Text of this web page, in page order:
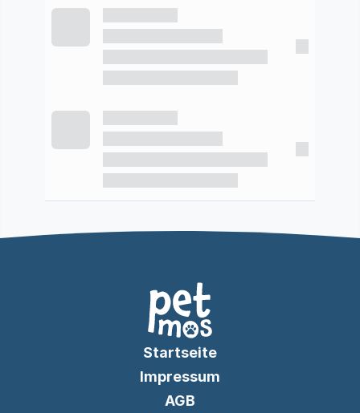
Startseite
Impressum
AGB